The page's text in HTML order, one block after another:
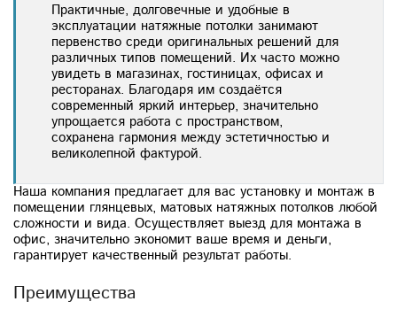
Практичные, долговечные и удобные в
эксплуатации натяжные потолки занимают
первенство среди оригинальных решений для
различных типов помещений. Их часто можно
увидеть в магазинах, гостиницах, офисах и
ресторанах. Благодаря им создаётся
современный яркий интерьер, значительно
упрощается работа с пространством,
сохранена гармония между эстетичностью и
великолепной фактурой.
Наша компания предлагает для вас установку и монтаж в
помещении глянцевых, матовых натяжных потолков любой
сложности и вида. Осуществляет выезд для монтажа в
офис, значительно экономит ваше время и деньги,
гарантирует качественный результат работы.
Преимущества